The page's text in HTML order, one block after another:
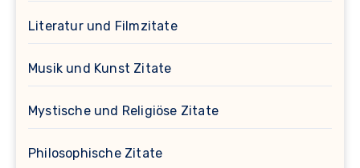
Literatur und Filmzitate
Musik und Kunst Zitate
Mystische und Religiöse Zitate
Philosophische Zitate